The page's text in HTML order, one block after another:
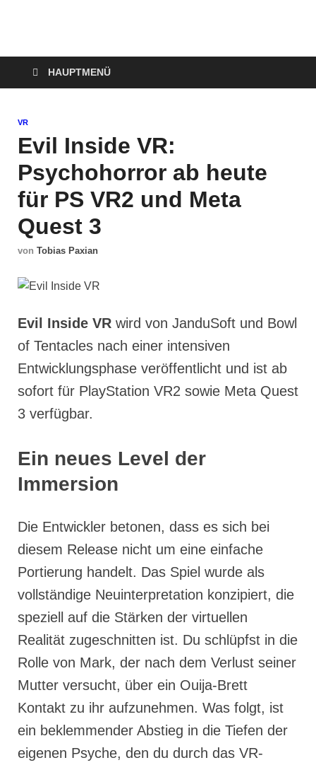
Technoloki: Gaming
und Entertainment
Blockbuster, Indie-Perlen und Retro-Klassiker.
HAUPTMENÜ
VR
Evil Inside VR:
Psychohorror ab heute
für PS VR2 und Meta
Quest 3
von Tobias Paxian
Evil Inside VR wird von JanduSoft und Bowl
of Tentacles nach einer intensiven
Entwicklungsphase veröffentlicht und ist ab
sofort für PlayStation VR2 sowie Meta Quest
3 verfügbar.
Ein neues Level der
Immersion
Die Entwickler betonen, dass es sich bei
diesem Release nicht um eine einfache
Portierung handelt. Das Spiel wurde als
vollständige Neuinterpretation konzipiert, die
speziell auf die Stärken der virtuellen
Realität zugeschnitten ist. Du schlüpfst in die
Rolle von Mark, der nach dem Verlust seiner
Mutter versucht, über ein Ouija-Brett
Kontakt zu ihr aufzunehmen. Was folgt, ist
ein beklemmender Abstieg in die Tiefen der
eigenen Psyche, den du durch das VR-